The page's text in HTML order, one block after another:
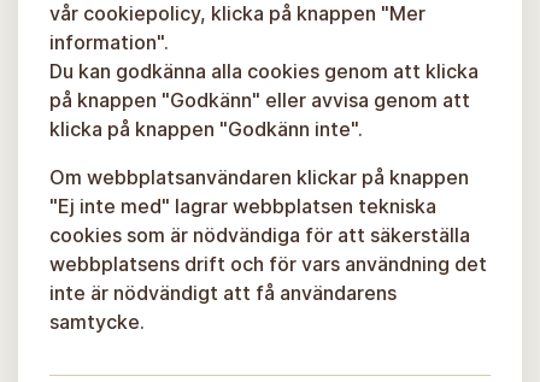
vår cookiepolicy, klicka på knappen "Mer
information".
Du kan godkänna alla cookies genom att klicka
på knappen "Godkänn" eller avvisa genom att
klicka på knappen "Godkänn inte".
Om webbplatsanvändaren klickar på knappen
"Ej inte med" lagrar webbplatsen tekniska
cookies som är nödvändiga för att säkerställa
webbplatsens drift och för vars användning det
inte är nödvändigt att få användarens
samtycke.